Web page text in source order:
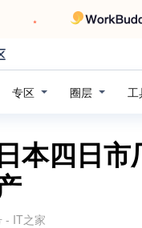
专区 圈层 工
本四日
- IT之家